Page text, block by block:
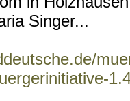
Singer...